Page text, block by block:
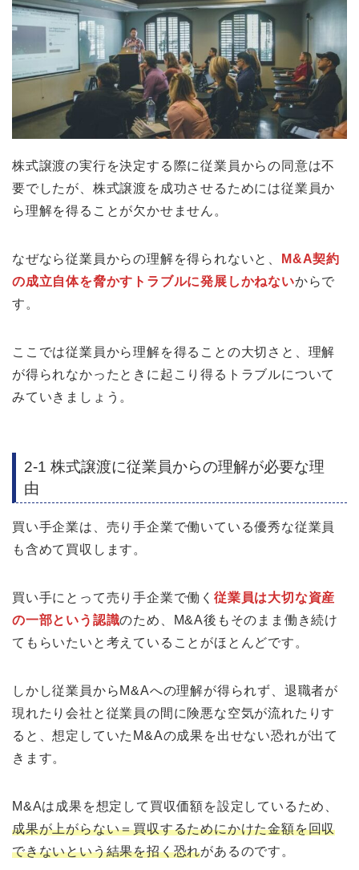
株式譲渡の実行を決定する際に従業員からの同意は不
要でしたが、株式譲渡を成功させるためには従業員か
ら理解を得ることが欠かせません。
なぜなら従業員からの理解を得られないと、
M&A契約
の成立自体を脅かすトラブルに発展しかねないからで
す。
ここでは従業員から理解を得ることの大切さと、理解
が得られなかったときに起こり得るトラブルについて
みていきましょう。
2-1 株式譲渡に従業員からの理解が必要な理
由
買い手企業は、売り手企業で働いている優秀な従業員
も含めて買収します。
買い手にとって売り手企業で働く従業員は大切な資産
の一部という認識のため、M&A後もそのまま働き続け
てもらいたいと考えていることがほとんどです。
しかし従業員からM&Aへの理解が得られず、退職者が
現れたり会社と従業員の間に険悪な空気が流れたりす
ると、想定していたM&Aの成果を出せない恐れが出て
きます。
M&Aは成果を想定して買収価額を設定しているため、
成果が上がらない＝買収するためにかけた金額を回収
できないという結果を招く恐れがあるのです。